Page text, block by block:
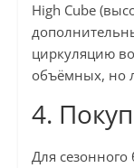
High Cube
циркуляцию
объёмных, но
4.
Для сезонного